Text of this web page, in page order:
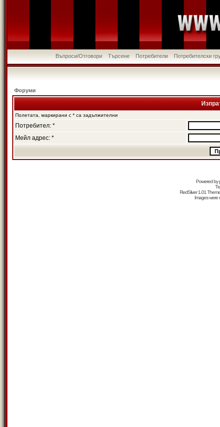
Въпроси/Отговори Търсене Потребители Потребителски
Форуми
Полетата, маркирани с * са задължителни
Потребител: *
Мейл адрес: *
Powered by
RedSilver 1.01
Images were